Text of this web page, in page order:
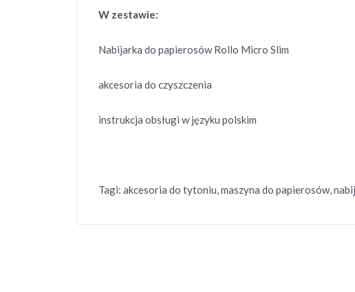
W zestawie:
Nabijarka do papierosów Rollo Micro Slim
akcesoria do czyszczenia
instrukcja obsługi w języku polskim
Tagi: akcesoria do tytoniu, maszyna do papierosów,